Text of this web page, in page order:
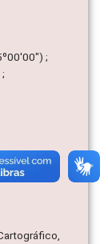
;